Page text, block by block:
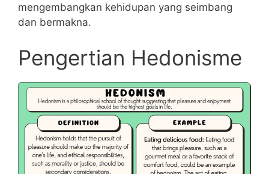
mengembangkan kehidupan yang seimbang
dan bermakna.
Pengertian Hedonisme